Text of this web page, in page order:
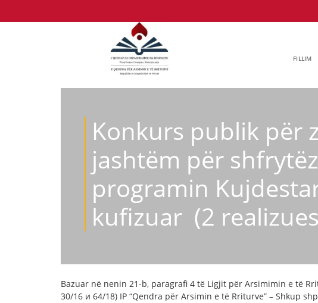
FILLIM
Konkurs publik për
jashtëm për
programin
kufizuar (2
Bazuar në nenin 21-b, paragrafi 4 të Ligjit për Arsimimin e të
30/16 и 64/18) IP “Qendra për Arsimin e të Rriturve” – Shkup